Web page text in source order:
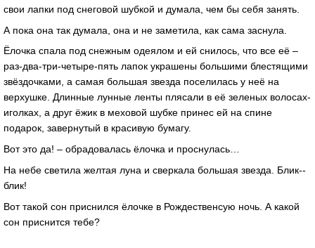
свои лапки под снеговой шубкой и думала, чем бы себя занять.
А пока она так думала, она и не заметила, как сама заснула.
Ёлочка спала под снежным одеялом и ей снилось, что все её –
раз-два-три-четыре-пять лапок украшены большими блестящими
звёздочками, а самая большая звезда поселилась у неё на
верхушке. Длинные лунные ленты плясали в её зеленых волосах-
иголках, а друг ёжик в меховой шубке принес ей на спине
подарок, завернутый в красивую бумагу.
Вот это да! – обрадовалась ёлочка и проснулась…
На небе светила желтая луна и сверкала большая звезда. Блик--
блик!
Вот такой сон приснился ёлочке в Рождественсую ночь. А какой
сон приснится тебе?